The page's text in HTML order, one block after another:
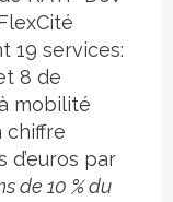
19 services:
8 de
mobilité
chiffre
d’euros par
de 10 % du